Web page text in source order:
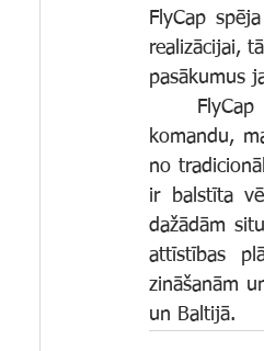
FlyCap
realizācijai,
pasākumus
komandu,
no
ir balstīta
dažādām
attīstības
zināšanām
un Baltijā.